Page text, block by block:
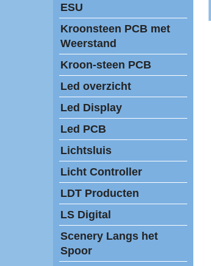
ESU
Kroonsteen PCB met
Weerstand
Kroon-steen PCB
Led overzicht
Led Display
Led PCB
Lichtsluis
Licht Controller
LDT Producten
LS Digital
Scenery Langs het
Spoor